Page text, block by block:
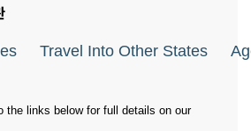
Travel Into Other States
the links below for full details on our